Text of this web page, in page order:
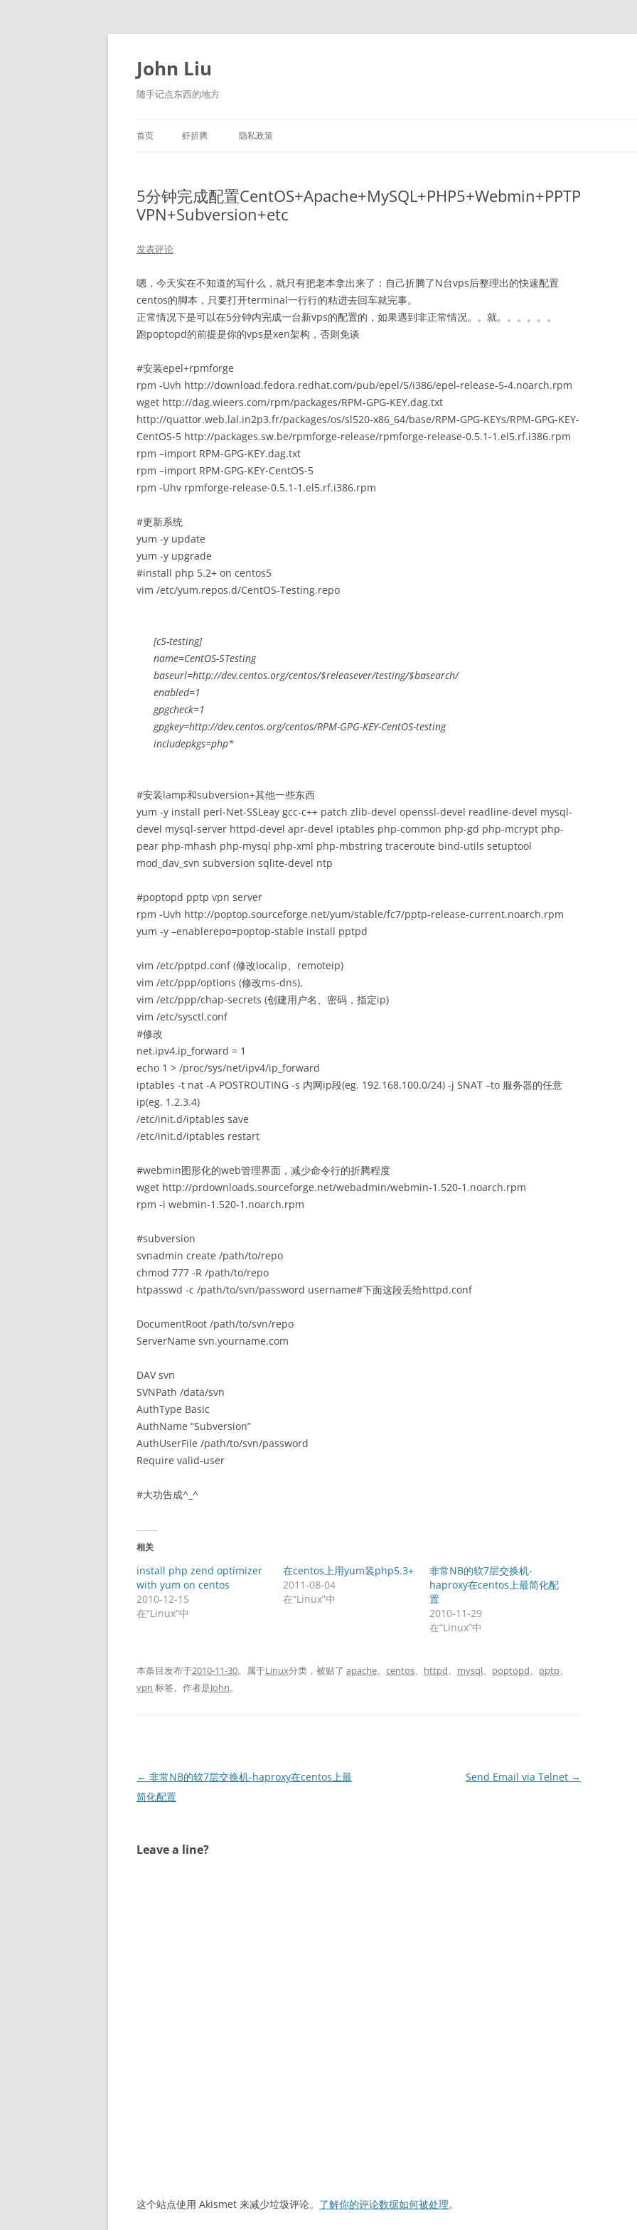
跳
文
John Liu
随手记点东西的地方
首页 虾折腾 隐私政策
5分钟完成配置CentOS+Apache+MySQL+PHP5+Webmin+PPTP
VPN+Subversion+etc
发表评论
嗯，今天实在不知道的写什么，就只有把老本拿出来了：自己折腾了N台vps后整理出的快速配置
centos的脚本，只要打开terminal一行行的粘进去回车就完事。
正常情况下是可以在5分钟内完成一台新vps的配置的，如果遇到非正常情况。。就。。。。。。
跑poptopd的前提是你的vps是xen架构，否则免谈
#安装epel+rpmforge
rpm -Uvh http://download.fedora.redhat.com/pub/epel/5/i386/epel-release-5-4.noarch.rpm
wget http://dag.wieers.com/rpm/packages/RPM-GPG-KEY.dag.txt
http://quattor.web.lal.in2p3.fr/packages/os/sl520-x86_64/base/RPM-GPG-KEYs/RPM-GPG-KEY-
CentOS-5 http://packages.sw.be/rpmforge-release/rpmforge-release-0.5.1-1.el5.rf.i386.rpm
rpm –import RPM-GPG-KEY.dag.txt
rpm –import RPM-GPG-KEY-CentOS-5
rpm -Uhv rpmforge-release-0.5.1-1.el5.rf.i386.rpm
#更新系统
yum -y update
yum -y upgrade
#install php 5.2+ on centos5
vim /etc/yum.repos.d/CentOS-Testing.repo
[c5-testing]
name=CentOS-5Testing
baseurl=http://dev.centos.org/centos/$releasever/testing/$basearch/
enabled=1
gpgcheck=1
gpgkey=http://dev.centos.org/centos/RPM-GPG-KEY-CentOS-testing
includepkgs=php*
#安装lamp和subversion+其他一些东西
yum -y install perl-Net-SSLeay gcc-c++ patch zlib-devel openssl-devel readline-devel mysql-
devel mysql-server httpd-devel apr-devel iptables php-common php-gd php-mcrypt php-
pear php-mhash php-mysql php-xml php-mbstring traceroute bind-utils setuptool
mod_dav_svn subversion sqlite-devel ntp
#poptopd pptp vpn server
rpm -Uvh http://poptop.sourceforge.net/yum/stable/fc7/pptp-release-current.noarch.rpm
yum -y –enablerepo=poptop-stable install pptpd
vim /etc/pptpd.conf (修改localip、remoteip)
vim /etc/ppp/options (修改ms-dns),
vim /etc/ppp/chap-secrets (创建用户名、密码，指定ip)
vim /etc/sysctl.conf
#修改
net.ipv4.ip_forward = 1
echo 1 > /proc/sys/net/ipv4/ip_forward
iptables -t nat -A POSTROUTING -s 内网ip段(eg. 192.168.100.0/24) -j SNAT –to 服务器的任意
ip(eg. 1.2.3.4)
/etc/init.d/iptables save
/etc/init.d/iptables restart
#webmin图形化的web管理界面，减少命令行的折腾程度
wget http://prdownloads.sourceforge.net/webadmin/webmin-1.520-1.noarch.rpm
rpm -i webmin-1.520-1.noarch.rpm
#subversion
svnadmin create /path/to/repo
chmod 777 -R /path/to/repo
htpasswd -c /path/to/svn/password username#下面这段丢给httpd.conf
DocumentRoot /path/to/svn/repo
ServerName svn.yourname.com
DAV svn
SVNPath /data/svn
AuthType Basic
AuthName “Subversion”
AuthUserFile /path/to/svn/password
Require valid-user
#大功告成^_^
相关
install php zend optimizer
with yum on centos
2010-12-15
在“Linux”中
在centos上用yum装php5.3+
2011-08-04
在“Linux”中
非常NB的软7层交换机-
haproxy在centos上最简化配
置
2010-11-29
在“Linux”中
本条目发布于2010-11-30。属于Linux分类，被贴了 apache、 centos、 httpd、 mysql、 poptopd、 pptp、
vpn 标签。 作者是John。
文
章
← 非常NB的软7层交换机-haproxy在centos上最
简化配置
Send Email via Telnet →
Leave a line?
这个站点使用 Akismet 来减少垃圾评论。 了解你的评论数据如何被处理。